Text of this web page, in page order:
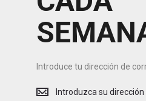
Introduce tu dirección de
tu